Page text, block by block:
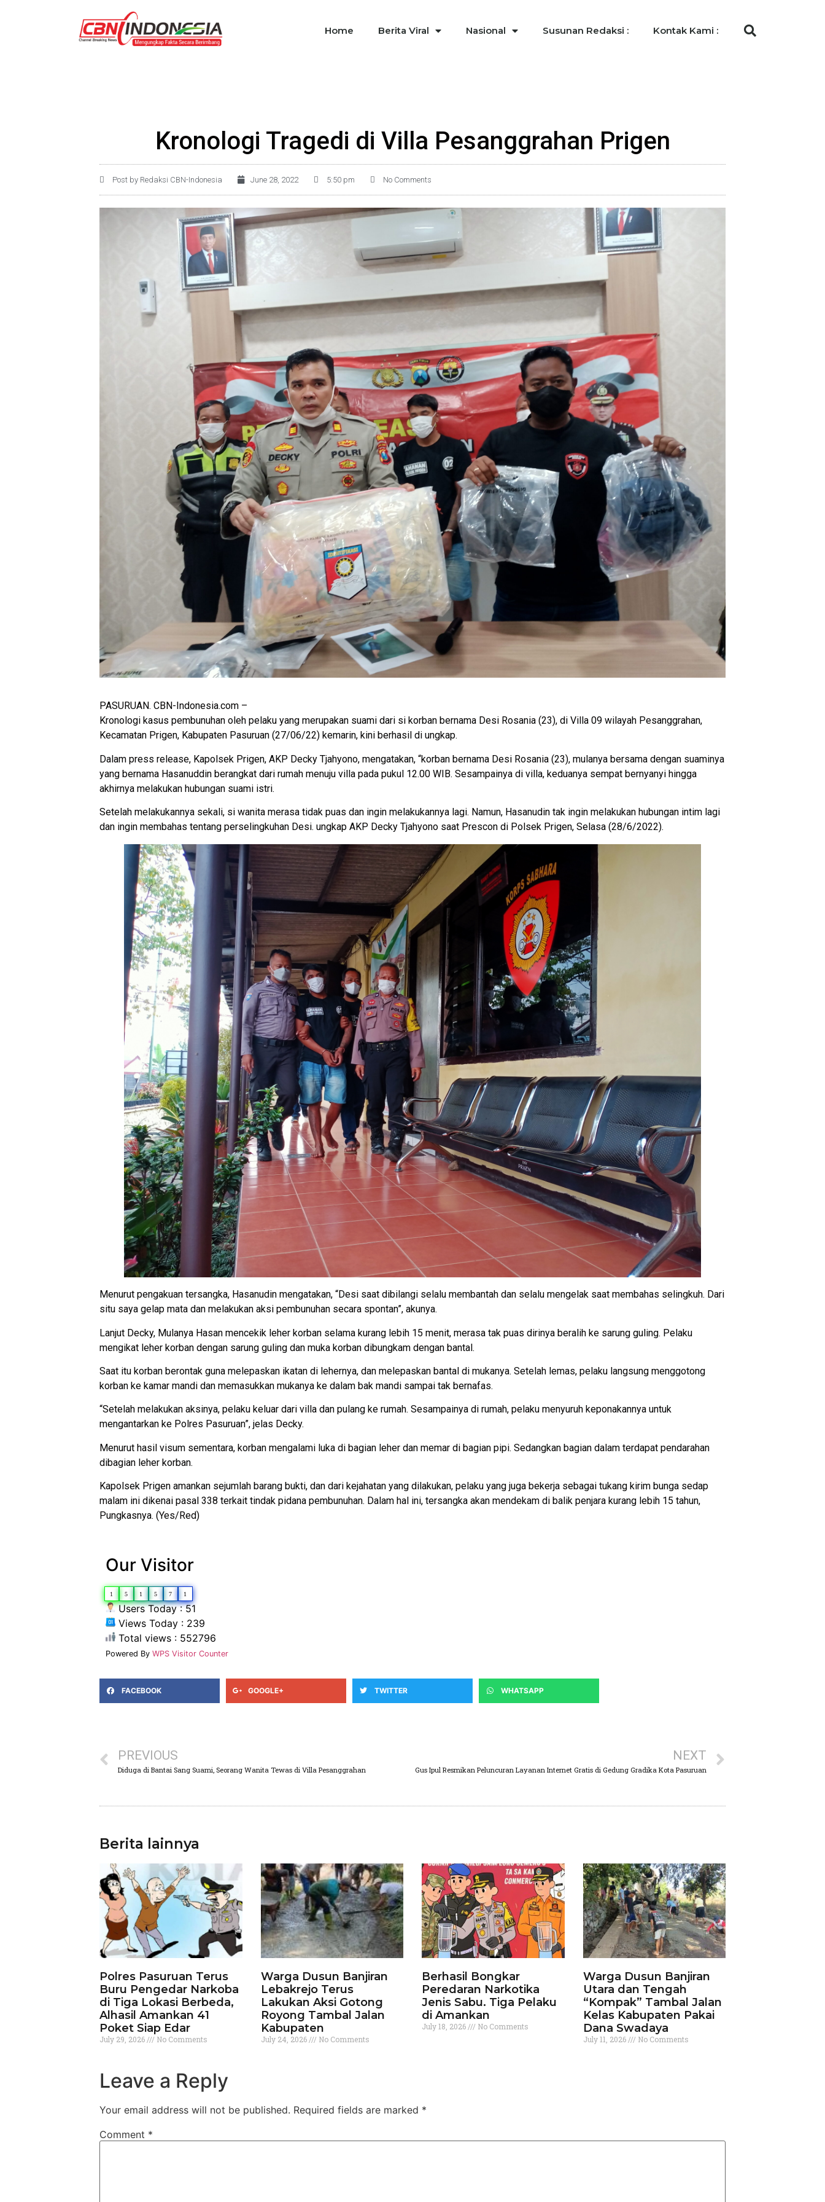
Home Berita Viral Nasional Susunan Redaksi : Kontak Kami :
Kronologi Tragedi di Villa Pesanggrahan Prigen
Post by Redaksi CBN-Indonesia June 28, 2022 5:50 pm No Comments
PASURUAN. CBN-Indonesia.com –
Kronologi kasus pembunuhan oleh pelaku yang merupakan suami dari si korban bernama Desi Rosania (23), di Villa 09 wilayah Pesanggrahan,
Kecamatan Prigen, Kabupaten Pasuruan (27/06/22) kemarin, kini berhasil di ungkap.
Dalam press release, Kapolsek Prigen, AKP Decky Tjahyono, mengatakan, “korban bernama Desi Rosania (23), mulanya bersama dengan suaminya
yang bernama Hasanuddin berangkat dari rumah menuju villa pada pukul 12.00 WIB. Sesampainya di villa, keduanya sempat bernyanyi hingga
akhirnya melakukan hubungan suami istri.
Setelah melakukannya sekali, si wanita merasa tidak puas dan ingin melakukannya lagi. Namun, Hasanudin tak ingin melakukan hubungan intim lagi
dan ingin membahas tentang perselingkuhan Desi. ungkap AKP Decky Tjahyono saat Prescon di Polsek Prigen, Selasa (28/6/2022).
Menurut pengakuan tersangka, Hasanudin mengatakan, “Desi saat dibilangi selalu membantah dan selalu mengelak saat membahas selingkuh. Dari
situ saya gelap mata dan melakukan aksi pembunuhan secara spontan”, akunya.
Lanjut Decky, Mulanya Hasan mencekik leher korban selama kurang lebih 15 menit, merasa tak puas dirinya beralih ke sarung guling. Pelaku
mengikat leher korban dengan sarung guling dan muka korban dibungkam dengan bantal.
Saat itu korban berontak guna melepaskan ikatan di lehernya, dan melepaskan bantal di mukanya. Setelah lemas, pelaku langsung menggotong
korban ke kamar mandi dan memasukkan mukanya ke dalam bak mandi sampai tak bernafas.
“Setelah melakukan aksinya, pelaku keluar dari villa dan pulang ke rumah. Sesampainya di rumah, pelaku menyuruh keponakannya untuk
mengantarkan ke Polres Pasuruan”, jelas Decky.
Menurut hasil visum sementara, korban mengalami luka di bagian leher dan memar di bagian pipi. Sedangkan bagian dalam terdapat pendarahan
dibagian leher korban.
Kapolsek Prigen amankan sejumlah barang bukti, dan dari kejahatan yang dilakukan, pelaku yang juga bekerja sebagai tukang kirim bunga sedap
malam ini dikenai pasal 338 terkait tindak pidana pembunuhan. Dalam hal ini, tersangka akan mendekam di balik penjara kurang lebih 15 tahun,
Pungkasnya. (Yes/Red)
Our Visitor
1 5 1 5 7 1
Users Today : 51
Views Today : 239
Total views : 552796
Powered By WPS Visitor Counter
FACEBOOK GOOGLE+ TWITTER WHATSAPP
PREVIOUS
Diduga di Bantai Sang Suami, Seorang Wanita Tewas di Villa Pesanggrahan
NEXT
Gus Ipul Resmikan Peluncuran Layanan Internet Gratis di Gedung Gradika Kota Pasuruan
Berita lainnya
Polres Pasuruan Terus
Buru Pengedar Narkoba
di Tiga Lokasi Berbeda,
Alhasil Amankan 41
Poket Siap Edar
July 29, 2026 No Comments
Warga Dusun Banjiran
Lebakrejo Terus
Lakukan Aksi Gotong
Royong Tambal Jalan
Kabupaten
July 24, 2026 No Comments
Berhasil Bongkar
Peredaran Narkotika
Jenis Sabu. Tiga Pelaku
di Amankan
July 18, 2026 No Comments
Warga Dusun Banjiran
Utara dan Tengah
“Kompak” Tambal Jalan
Kelas Kabupaten Pakai
Dana Swadaya
July 11, 2026 No Comments
Leave a Reply
Your email address will not be published. Required fields are marked *
Comment *